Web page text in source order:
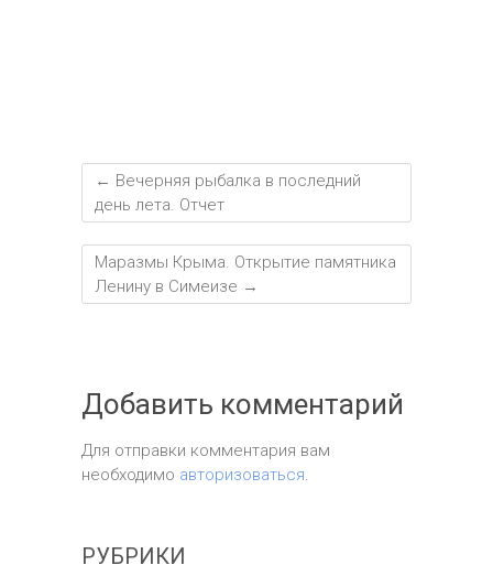
← Вечерняя рыбалка в последний
день лета. Отчет
Маразмы Крыма. Открытие памятника
Ленину в Симеизе →
Добавить комментарий
Для отправки комментария вам
необходимо авторизоваться.
РУБРИКИ